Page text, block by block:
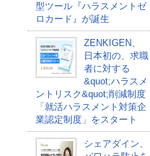
型ツール『ハラスメントゼ
ロカード』が誕生
ZENKIGEN、
日本初の、求職
者に対する
&quot;ハラスメ
ントリスク&quot;削減制度
「就活ハラスメント対策企
業認定制度」をスタート
シェアダイン、